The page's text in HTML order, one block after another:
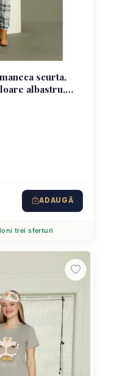
scurta,
albastru,
ADAUGĂ
trei sferturi